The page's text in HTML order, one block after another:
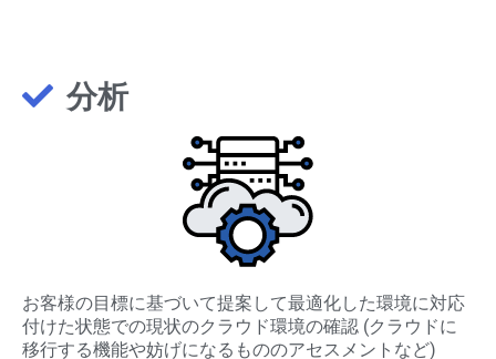
分析
お客様の目標に基づいて提案して最適化した環境に対応
付けた状態での現状のクラウド環境の確認 (クラウドに
移行する機能や妨げになるもののアセスメントなど)